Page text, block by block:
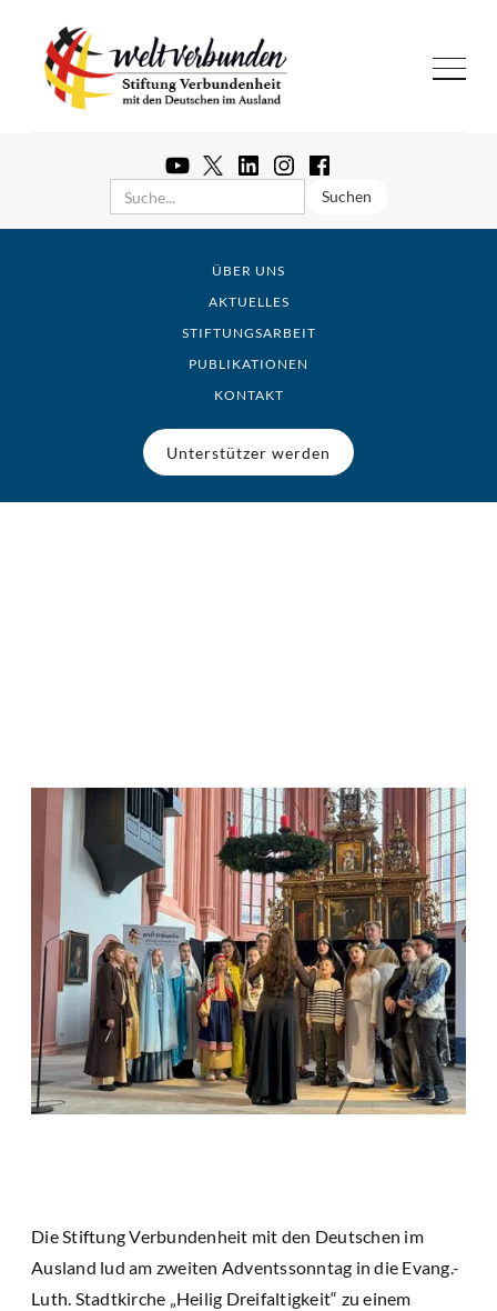
ÜBER UNS
AKTUELLES
STIFTUNGSARBEIT
PUBLIKATIONEN
KONTAKT
Unterstützer werden
Die Stiftung Verbundenheit mit den Deutschen im
Ausland lud am zweiten Adventssonntag in die Evang.-
Luth. Stadtkirche „Heilig Dreifaltigkeit“ zu einem